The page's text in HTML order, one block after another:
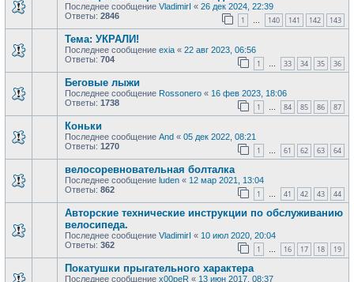
Последнее сообщение VladimirI « 26 дек 2024, 22:39
Ответы: 2846 1 … 140 141 142 143
Тема: УКРАЛИ!
Последнее сообщение exia « 22 авг 2023, 06:56
Ответы: 704 1 … 33 34 35 36
Беговые лыжи
Последнее сообщение Rossonero « 16 фев 2023, 18:06
Ответы: 1738 1 … 84 85 86 87
Коньки
Последнее сообщение And « 05 дек 2022, 08:21
Ответы: 1270 1 … 61 62 63 64
велосоревновательная болталка
Последнее сообщение luden « 12 мар 2021, 13:04
Ответы: 862 1 … 41 42 43 44
Авторские технические инструкции по обслуживанию
велосипеда.
Последнее сообщение VladimirI « 10 июл 2020, 20:04
Ответы: 362 1 … 16 17 18 19
Покатушки прыгательного характера
Последнее сообщение x00peR « 13 июн 2017, 08:37